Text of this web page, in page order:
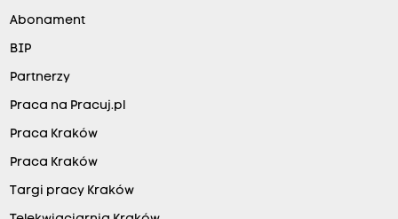
Abonament
BIP
Partnerzy
Praca na Pracuj.pl
Praca Kraków
Praca Kraków
Targi pracy Kraków